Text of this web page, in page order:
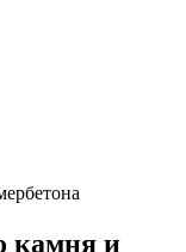
камня и